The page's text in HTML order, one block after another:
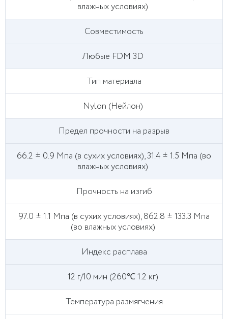
влажных условиях)
Совместимость
Любые FDM 3D
Тип материала
Nylon (Нейлон)
Предел прочности на разрыв
66.2 ± 0.9 Мпа (в сухих условиях), 31.4 ± 1.5 Мпа (во
влажных условиях)
Прочность на изгиб
97.0 ± 1.1 Мпа (в сухих условиях), 862.8 ± 133.3 Мпа
(во влажных условиях)
Индекс расплава
12 г/10 мин (260℃ 1.2 кг)
Температура размягчения